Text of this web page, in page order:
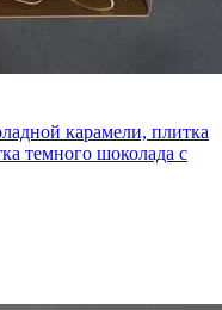
карамели, плитка
темного шоколада с